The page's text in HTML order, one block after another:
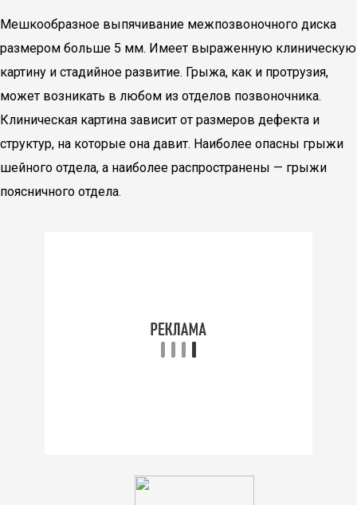
Мешкообразное выпячивание межпозвоночного диска
размером больше 5 мм. Имеет выраженную клиническую
картину и стадийное развитие. Грыжа, как и протрузия,
может возникать в любом из отделов позвоночника.
Клиническая картина зависит от размеров дефекта и
структур, на которые она давит. Наиболее опасны грыжи
шейного отдела, а наиболее распространены — грыжи
поясничного отдела.